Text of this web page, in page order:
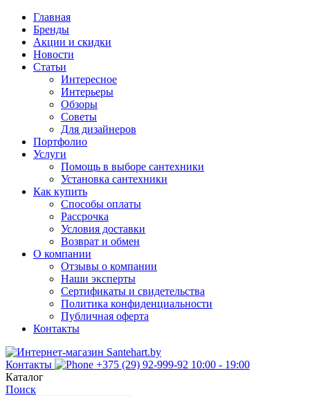
Главная
Бренды
Акции и скидки
Новости
Статьи
Интересное
Интерьеры
Обзоры
Советы
Для дизайнеров
Портфолио
Услуги
Помощь в выборе сантехники
Установка сантехники
Как купить
Способы оплаты
Рассрочка
Условия доставки
Возврат и обмен
О компании
Отзывы о компании
Наши эксперты
Сертификаты и свидетельства
Политика конфиденциальности
Публичная оферта
Контакты
Контакты +375 (29) 92-999-92 10:00 - 19:00
Каталог
Поиск